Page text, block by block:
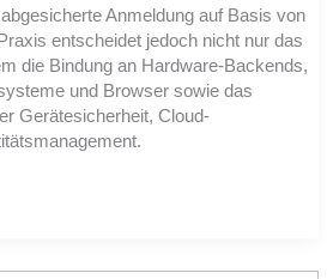
Anmeldung auf Basis von
entscheidet jedoch nicht nur das
die Bindung an Hardware-Backends,
und Browser sowie das
Gerätesicherheit, Cloud-